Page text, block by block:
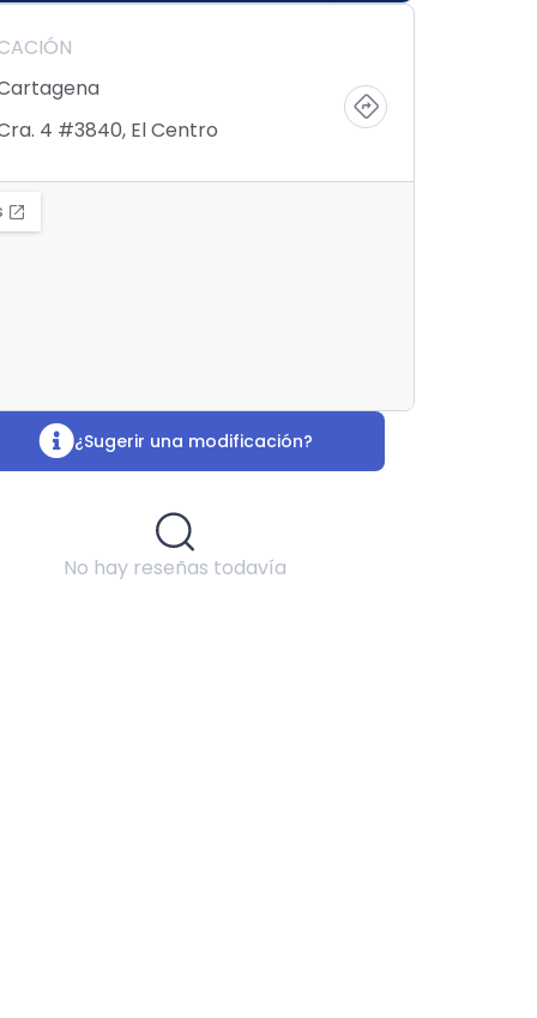
4 #3840, El Centro
¿Sugerir una modificación?
No hay reseñas todavía